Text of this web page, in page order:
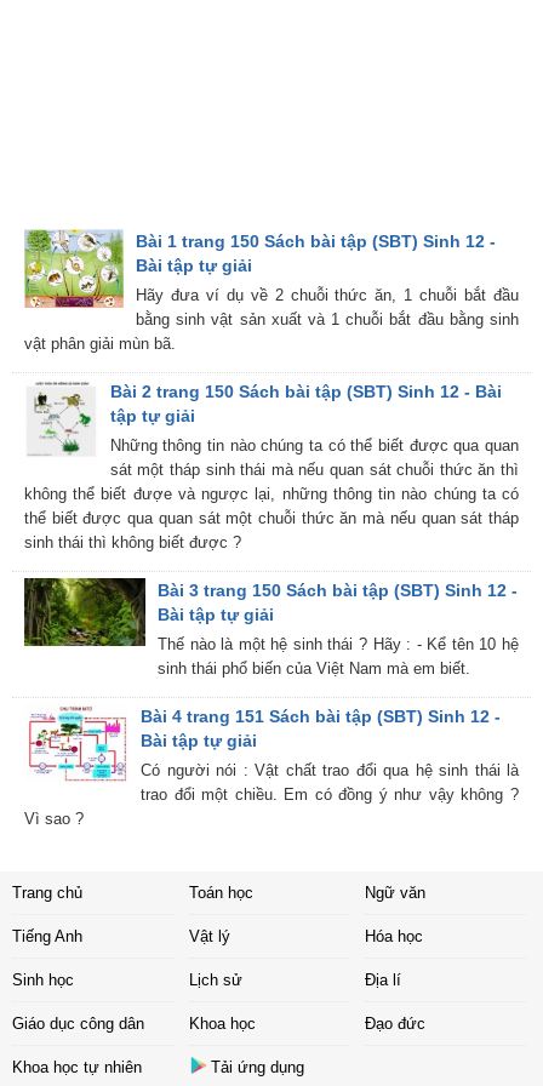
Bài 1 trang 150 Sách bài tập (SBT) Sinh 12 -
Bài tập tự giải
Hãy đưa ví dụ về 2 chuỗi thức ăn, 1 chuỗi bắt đầu
bằng sinh vật sản xuất và 1 chuỗi bắt đầu bằng sinh
vật phân giải mùn bã.
Bài 2 trang 150 Sách bài tập (SBT) Sinh 12 - Bài
tập tự giải
Những thông tin nào chúng ta có thể biết được qua quan
sát một tháp sinh thái mà nếu quan sát chuỗi thức ăn thì
không thể biết đượe và ngược lại, những thông tin nào chúng ta có
thể biết được qua quan sát một chuỗi thức ăn mà nếu quan sát tháp
sinh thái thì không biết được ?
Bài 3 trang 150 Sách bài tập (SBT) Sinh 12 -
Bài tập tự giải
Thế nào là một hệ sinh thái ? Hãy : - Kể tên 10 hệ
sinh thái phổ biến của Việt Nam mà em biết.
Bài 4 trang 151 Sách bài tập (SBT) Sinh 12 -
Bài tập tự giải
Có người nói : Vật chất trao đổi qua hệ sinh thái là
trao đổi một chiều. Em có đồng ý như vậy không ?
Vì sao ?
Trang chủ Toán học Ngữ văn
Tiếng Anh Vật lý Hóa học
Sinh học Lịch sử Địa lí
Giáo dục công dân Khoa học Đạo đức
Khoa học tự nhiên Tải ứng dụng